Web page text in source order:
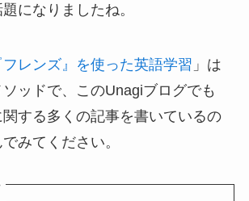
になりましたね。
レンズ』を使った英語学習 」は
ッドで、このUnagiブログでも
関する多くの記事を書いているの
みてください。